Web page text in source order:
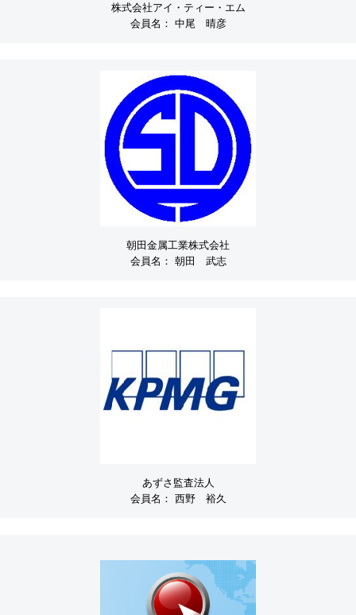
株式会社アイ・ティー・エム
会員名： 中尾 晴彦
朝田金属工業株式会社
会員名： 朝田 武志
あずさ監査法人
会員名： 西野 裕久